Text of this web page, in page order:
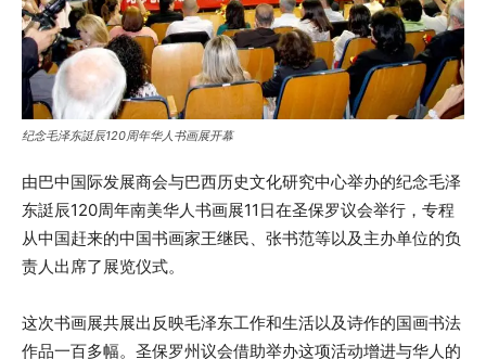
纪念毛泽东誔辰120周年华人书画展开幕
由巴中国际发展商会与巴西历史文化研究中心举办的纪念毛泽
东誔辰120周年南美华人书画展11日在圣保罗议会举行，专程
从中国赶来的中国书画家王继民、张书范等以及主办单位的负
责人出席了展览仪式。
这次书画展共展出反映毛泽东工作和生活以及诗作的国画书法
作品一百多幅。圣保罗州议会借助举办这项活动增进与华人的